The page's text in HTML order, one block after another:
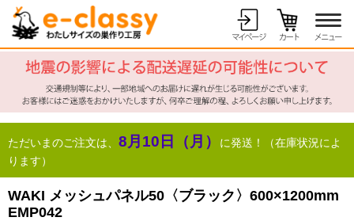
ただいまのご注文は、 8月10日（月）
に発送！（在庫状況によ
ります）
WAKI メッシュパネル50〈ブラック〉600×1200mm
EMP042